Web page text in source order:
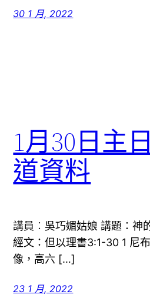
30 1 月, 2022
1月30日主
道資料
講員︰吳巧媚姑娘 講題：神
經文：但以理書3:1-30 1 尼
像，高六 […]
23 1 月, 2022